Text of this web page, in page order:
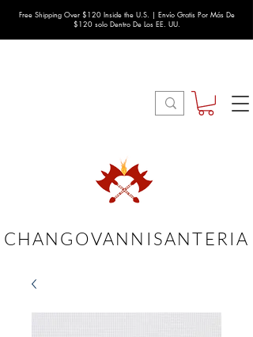
Free Shipping Over $120 Inside the U.S. | Envío Gratis Por Más De
$120 solo Dentro De Los EE. UU.
CHANGOVANNISANTERIA